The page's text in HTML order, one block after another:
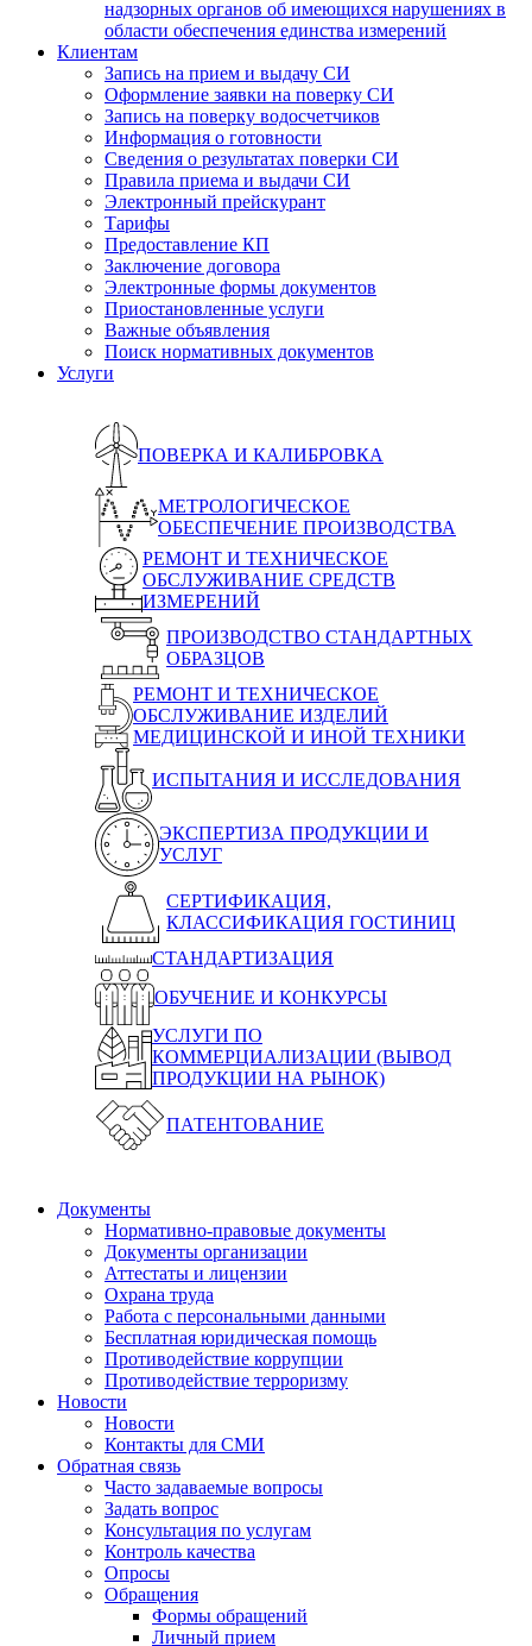
надзорных органов об имеющихся нарушениях в
области обеспечения единства измерений
Клиентам
Запись на прием и выдачу СИ
Оформление заявки на поверку СИ
Запись на поверку водосчетчиков
Информация о готовности
Сведения о результатах поверки СИ
Правила приема и выдачи СИ
Электронный прейскурант
Тарифы
Предоставление КП
Заключение договора
Электронные формы документов
Приостановленные услуги
Важные объявления
Поиск нормативных документов
Услуги
ПОВЕРКА И КАЛИБРОВКА
МЕТРОЛОГИЧЕСКОЕ
ОБЕСПЕЧЕНИЕ ПРОИЗВОДСТВА
РЕМОНТ И ТЕХНИЧЕСКОЕ
ОБСЛУЖИВАНИЕ СРЕДСТВ
ИЗМЕРЕНИЙ
ПРОИЗВОДСТВО СТАНДАРТНЫХ
ОБРАЗЦОВ
РЕМОНТ И ТЕХНИЧЕСКОЕ
ОБСЛУЖИВАНИЕ ИЗДЕЛИЙ
МЕДИЦИНСКОЙ И ИНОЙ ТЕХНИКИ
ИСПЫТАНИЯ И ИССЛЕДОВАНИЯ
ЭКСПЕРТИЗА ПРОДУКЦИИ И
УСЛУГ
СЕРТИФИКАЦИЯ,
КЛАССИФИКАЦИЯ ГОСТИНИЦ
СТАНДАРТИЗАЦИЯ
ОБУЧЕНИЕ И КОНКУРСЫ
УСЛУГИ ПО
КОММЕРЦИАЛИЗАЦИИ (ВЫВОД
ПРОДУКЦИИ НА РЫНОК)
ПАТЕНТОВАНИЕ
Документы
Нормативно-правовые документы
Документы организации
Аттестаты и лицензии
Охрана труда
Работа с персональными данными
Бесплатная юридическая помощь
Противодействие коррупции
Противодействие терроризму
Новости
Новости
Контакты для СМИ
Обратная связь
Часто задаваемые вопросы
Задать вопрос
Консультация по услугам
Контроль качества
Опросы
Обращения
Формы обращений
Личный прием